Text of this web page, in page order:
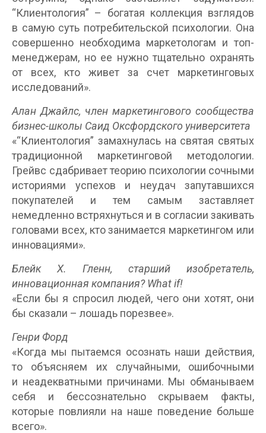
“Клиентология” – богатая коллекция взглядов
в самую суть потребительской психологии. Она
совершенно необходима маркетологам и топ-
менеджерам, но ее нужно тщательно охранять
от всех, кто живет за счет маркетинговых
исследований».
Алан Джайлс, член маркетингового сообщества
бизнес-школы Саид Оксфордского университета
«“Клиентология” замахнулась на святая святых
традиционной маркетинговой методологии.
Грейвс сдабривает теорию психологии сочными
историями успехов и неудач запутавшихся
покупателей и тем самым заставляет
немедленно встряхнуться и в согласии закивать
головами всех, кто занимается маркетингом или
инновациями».
Блейк Х. Гленн, старший изобретатель,
инновационная компания? What if!
«Если бы я спросил людей, чего они хотят, они
бы сказали – лошадь порезвее».
Генри Форд
«Когда мы пытаемся осознать наши действия,
то объясняем их случайными, ошибочными
и неадекватными причинами. Мы обманываем
себя и бессознательно скрываем факты,
которые повлияли на наше поведение больше
всего».